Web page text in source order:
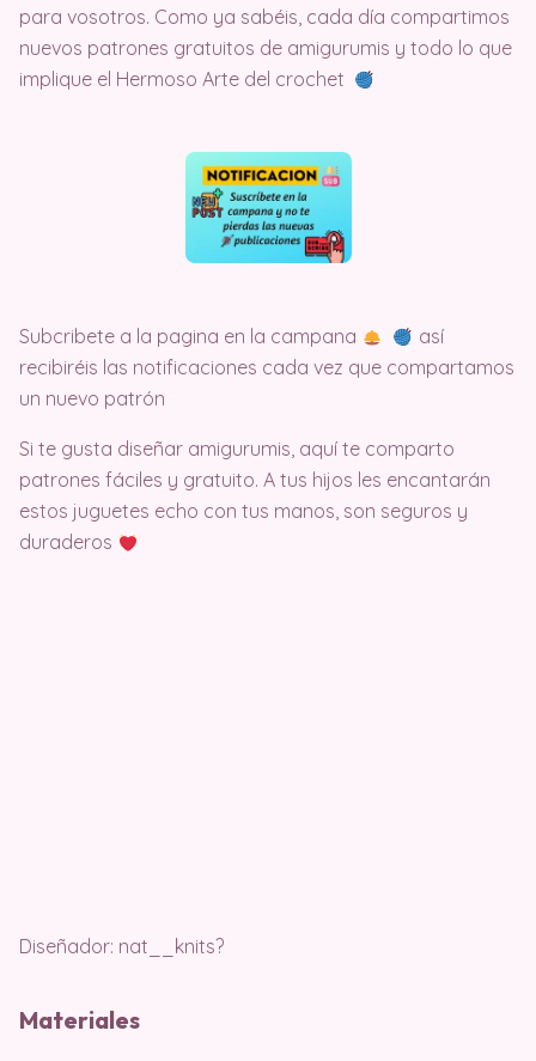
para vosotros. Como ya sabéis, cada día compartimos
nuevos patrones gratuitos de amigurumis y todo lo que
implique el Hermoso Arte del crochet
Subcribete a la pagina en la campana
así
recibiréis las notificaciones cada vez que compartamos
un nuevo patrón
Si te gusta diseñar amigurumis, aquí te comparto
patrones fáciles y gratuito. A tus hijos les encantarán
estos juguetes echo con tus manos, son seguros y
duraderos
Diseñador: nat__knits?
Materiales